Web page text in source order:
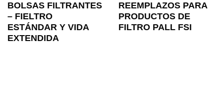
BOLSAS FILTRANTES
– FIELTRO
ESTÁNDAR Y VIDA
EXTENDIDA
REEMPLAZOS PARA
PRODUCTOS DE
FILTRO PALL FSI